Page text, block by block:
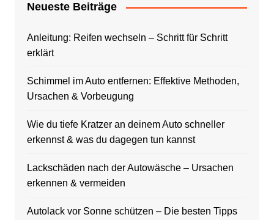
Neueste Beiträge
Anleitung: Reifen wechseln – Schritt für Schritt
erklärt
Schimmel im Auto entfernen: Effektive Methoden,
Ursachen & Vorbeugung
Wie du tiefe Kratzer an deinem Auto schneller
erkennst & was du dagegen tun kannst
Lackschäden nach der Autowäsche – Ursachen
erkennen & vermeiden
Autolack vor Sonne schützen – Die besten Tipps